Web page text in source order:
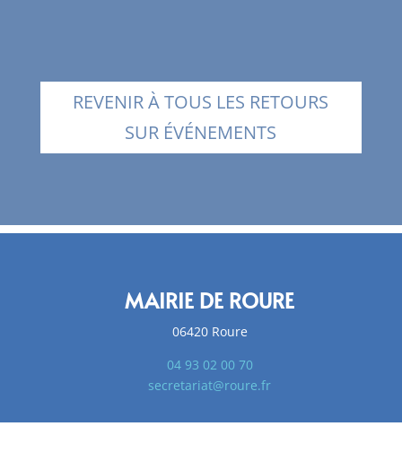
REVENIR À TOUS LES RETOURS
SUR ÉVÉNEMENTS
MAIRIE DE ROURE
06420 Roure
04 93 02 00 70
secretariat@roure.fr